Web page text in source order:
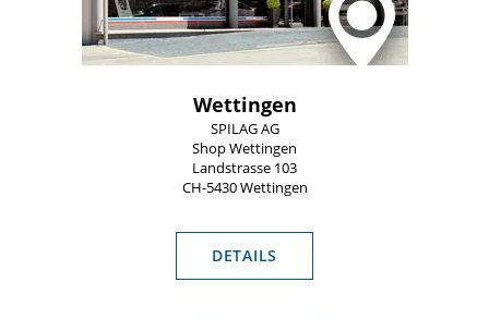
Wettingen
SPILAG AG
Shop Wettingen
Landstrasse 103
CH-5430 Wettingen
DETAILS